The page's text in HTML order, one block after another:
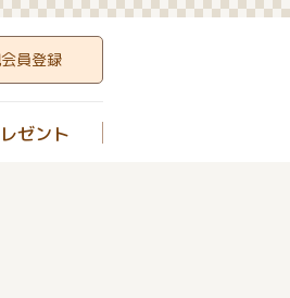
員登録
ゼント